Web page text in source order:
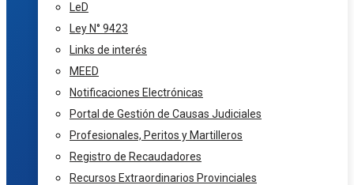
LeD
Ley N° 9423
Links de interés
MEED
Notificaciones Electrónicas
Portal de Gestión de Causas Judiciales
Profesionales, Peritos y Martilleros
Registro de Recaudadores
Recursos Extraordinarios Provinciales